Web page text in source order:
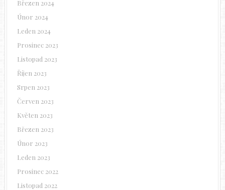
Březen 2024
Únor 2024
Leden 2024
Prosinec 2023
Listopad 2023
Říjen 2023
Srpen 2023
Červen 2023
Květen 2023
Březen 2023
Únor 2023
Leden 2023
Prosinec 2022
Listopad 2022